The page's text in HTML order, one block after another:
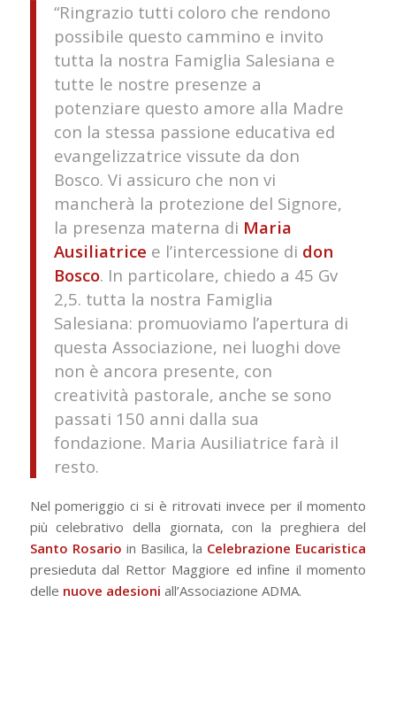
“Ringrazio tutti coloro che rendono
possibile questo cammino e invito
tutta la nostra Famiglia Salesiana e
tutte le nostre presenze a
potenziare questo amore alla Madre
con la stessa passione educativa ed
evangelizzatrice vissute da don
Bosco. Vi assicuro che non vi
mancherà la protezione del Signore,
la presenza materna di Maria
Ausiliatrice e l’intercessione di don
Bosco. In particolare, chiedo a 45 Gv
2,5. tutta la nostra Famiglia
Salesiana: promuoviamo l’apertura di
questa Associazione, nei luoghi dove
non è ancora presente, con
creatività pastorale, anche se sono
passati 150 anni dalla sua
fondazione. Maria Ausiliatrice farà il
resto.
Nel pomeriggio ci si è ritrovati invece per il momento
più celebrativo della giornata, con la preghiera del
Santo Rosario in Basilica, la Celebrazione Eucaristica
presieduta dal Rettor Maggiore ed infine il momento
delle nuove adesioni all’Associazione ADMA.